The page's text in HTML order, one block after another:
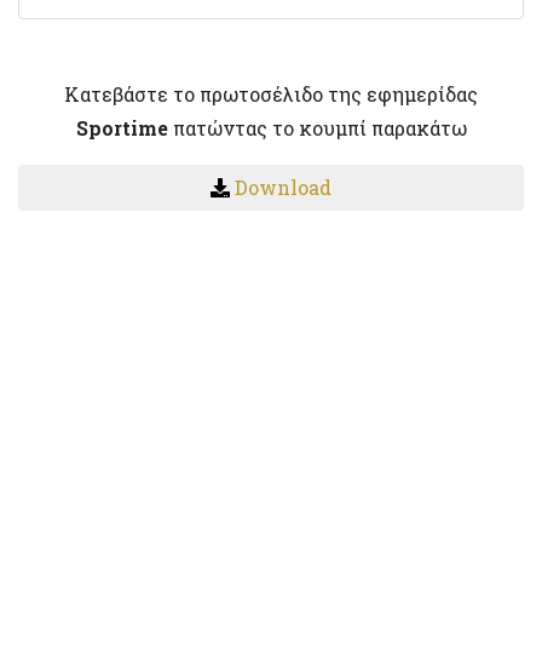
Κατεβάστε το πρωτοσέλιδο της εφημερίδας
Sportimeπατώντας το κουμπί παρακάτω
Download